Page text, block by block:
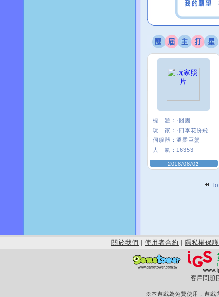
標 題： ·囧團
玩 家： ·四季花紛飛
伺服器： 溫柔巨蟹
人 氣： 16353
2018/08/02
關於我們 | 使用者合約 | 隱私權保護
客戶問題
※本遊戲為免費使用，遊戲